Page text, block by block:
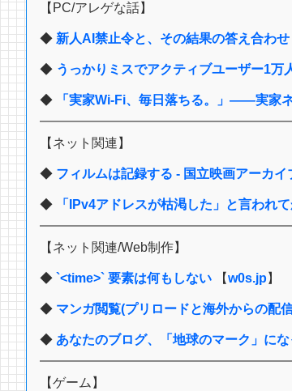
【PC/アレゲな話】
◆ 新人AI禁止令と、その結果の答え合わ
◆ うっかりミスでアクティブユーザー1
◆ 「実家Wi-Fi、毎日落ちる。」――実家
【ネット関連】
◆ フィルムは記録する - 国立映画アーカ
◆ 「IPv4アドレスが枯渇した」と言われ
【ネット関連/Web制作】
◆ `<time>` 要素は何もしない 【w0s.jp】
◆ マンガ閲覧(プリロードと海外からの配
◆ あなたのブログ、「地球のマーク」に
【ゲーム】